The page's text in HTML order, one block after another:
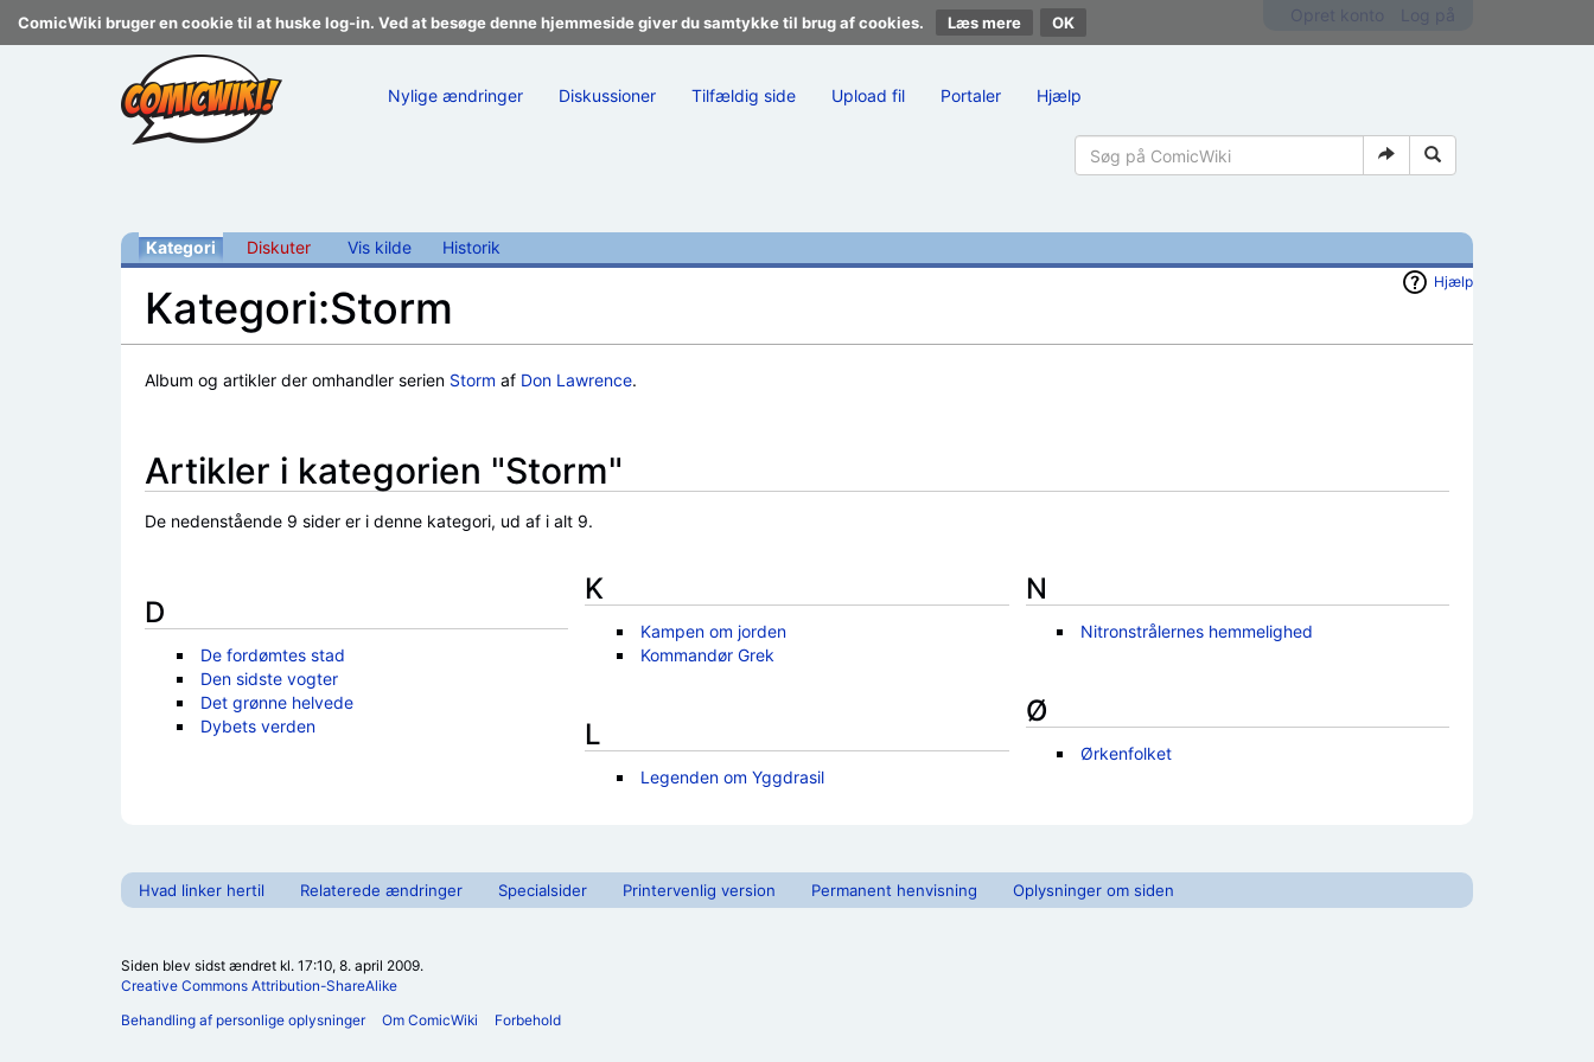
ComicWiki bruger en cookie til at huske log-in. Ved at besøge denne hjemmeside giver du samtykke til brug af cookies. Læs mere
Nylige ændringer Diskussioner Tilfældig side Upload fil Portaler Hjælp
Kategori Diskuter Vis kilde Historik
Hjælp
Kategori:Storm
Album og artikler der omhandler serien Storm af Don Lawrence.
Artikler i kategorien "Storm"
De nedenstående 9 sider er i denne kategori, ud af i alt 9.
D
De fordømtes stad
Den sidste vogter
Det grønne helvede
Dybets verden
K
Kampen om jorden
Kommandør Grek
L
Legenden om Yggdrasil
N
Nitronstrålernes hemmelighed
Ø
Ørkenfolket
Hvad linker hertil Relaterede ændringer Specialsider Printervenlig version Permanent henvisning Oplysninger om siden
Siden blev sidst ændret kl. 17:10, 8. april 2009.
Creative Commons Attribution-ShareAlike
Behandling af personlige oplysninger
Om ComicWiki Forbehold